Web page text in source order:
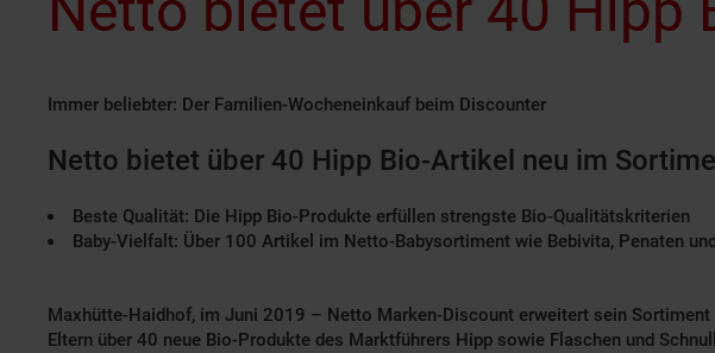
Immer beliebter: Der Familien-Wocheneinkauf beim Discounter
Netto bietet über 40 Hipp Bio-Artikel neu im
Beste Qualität: Die Hipp Bio-Produkte erfüllen strengste Bio-Qualitätskriterien
Baby-Vielfalt: Über 100 Artikel im Netto-Babysortiment wie Bebivita, Penaten
Maxhütte-Haidhof, im Juni 2019 – Netto Marken-Discount erweitert sein
Eltern über 40 neue Bio-Produkte des Marktführers Hipp sowie Flaschen und